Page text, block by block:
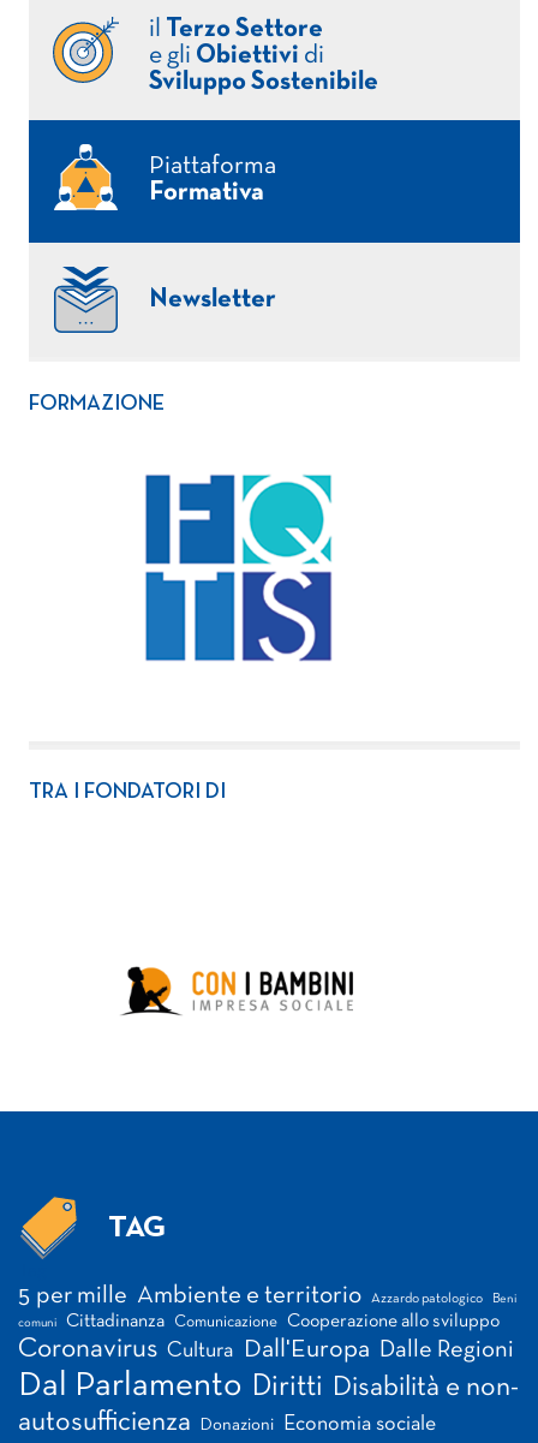
il
Terzo Settore
e gli Obiettivi di
Sviluppo Sostenibile
Piattaforma
Formativa
Newsletter
FORMAZIONE
TRA I FONDATORI DI
TAG
5 per mille Ambiente e territorio Azzardo patologico Beni
comuni Cittadinanza Comunicazione Cooperazione allo sviluppo
Coronavirus Cultura Dall'Europa Dalle Regioni
Dal Parlamento Diritti Disabilità e non-
autosufficienza
Donazioni Economia sociale